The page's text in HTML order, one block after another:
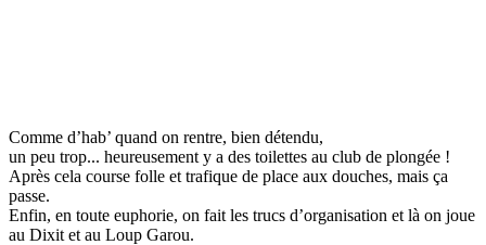
Comme d’hab’ quand on rentre, bien détendu,
un peu trop... heureusement y a des toilettes au club de plongée !
Après cela course folle et trafique de place aux douches, mais ça
passe.
Enfin, en toute euphorie, on fait les trucs d’organisation et là on joue
au Dixit et au Loup Garou.